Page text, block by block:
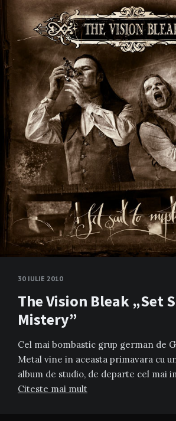
30 IULIE 2010
The Vision Bleak „Set
Mistery”
Cel mai bombastic grup german de
Metal vine in aceasta primavara cu
album de studio, de departe cel mai
Citeste mai mult